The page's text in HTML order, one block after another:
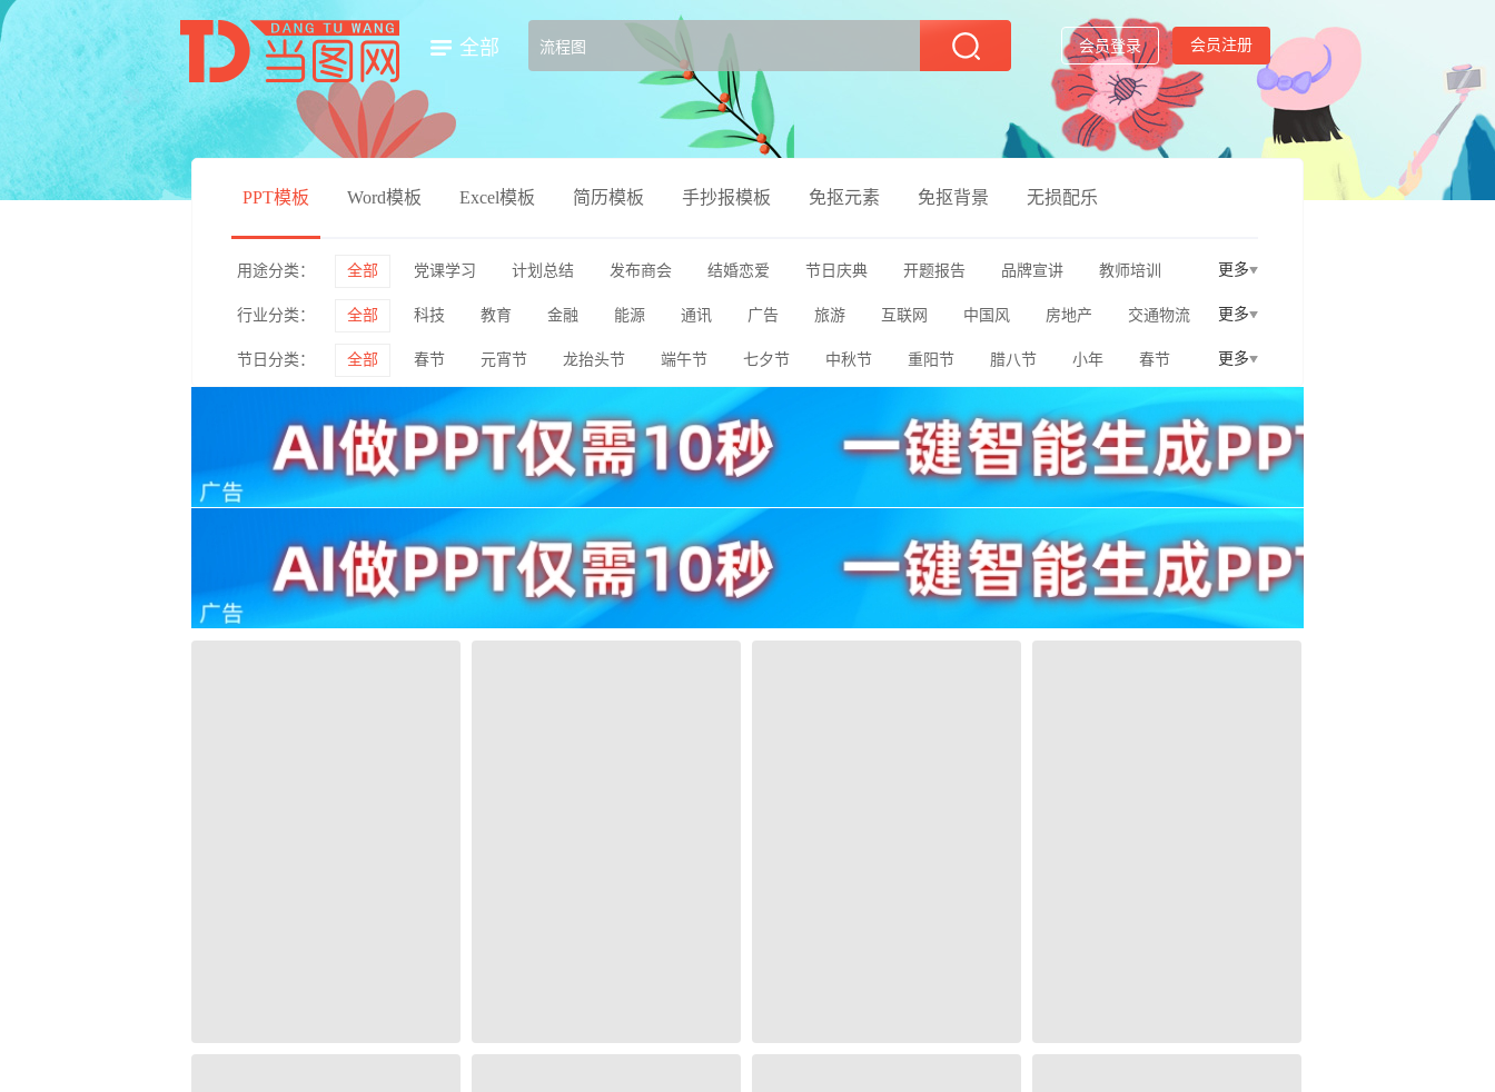
全部 会员登录 会员注册
PPT模板 Word模板 Excel模板 简历模板 手抄报模板 免抠元素 免抠背景 无损配乐
用途分类： 全部 党课学习 计划总结 发布商会 结婚恋爱 节日庆典 开题报告 品牌宣讲 教师培训
毕业答辩 简历竞聘 创业融资 清新唯美 竖版PPT
更多
行业分类： 全部 科技 教育 金融 能源 通讯 广告 旅游 互联网 中国风 房地产 交通物流
医药医疗 影视传媒 农业养殖 公益宣传 室内装修 美容彩妆 餐饮美食 聚会毕业
电子相册 生日祝寿 保险理赔 财务会计
企业介绍 产品宣传
更多
节日分类： 全部 春节 元宵节 龙抬头节 端午节 七夕节 中秋节 重阳节 腊八节 小年 春节
妇女节
更多